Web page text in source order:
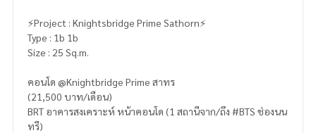
⚡️Project : Knightsbridge Prime Sathorn⚡️
Type : 1b 1b
Size : 25 Sq.m.
คอนโด @Knightbridge Prime สาทร
(21,500 บาท/เดือน)
BRT อาคารสงเคราะห์ หน้าคอนโด (1 สถานีจาก/ถึง #BTS ช่องนน
ทรี)